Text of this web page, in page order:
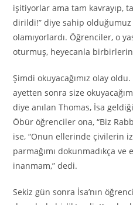
işitiyorlar ama tam kavrayıp,
dirildi!” diye sahip olduğumuz
olamıyorlardı. Öğrenciler, o
oturmuş, heyecanla
Şimdi okuyacağımız olay
ayetten sonra size
diye anılan Thomas, İsa
Öbür öğrenciler ona, “Biz
ise, “Onun ellerinde çivilerin
parmağımı dokunmadıkça
inanmam,” dedi.
Sekiz gün sonra İsa’nın